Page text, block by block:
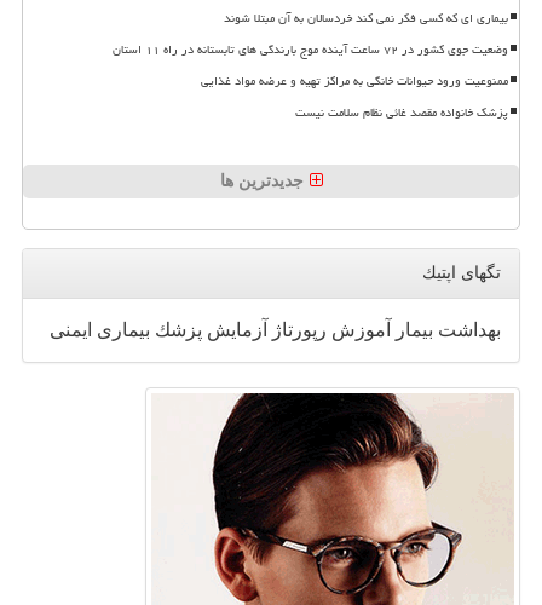
بیماری ای که کسی فکر نمی کند خردسالان به آن مبتلا شوند
وضعیت جوی کشور در ۷۲ ساعت آینده موج بارندگی های تابستانه در راه ۱۱ استان
ممنوعیت ورود حیوانات خانگی به مراکز تهیه و عرضه مواد غذایی
پزشک خانواده مقصد غائی نظام سلامت نیست
جدیدترین ها
تگهای اپتیك
بهداشت بیمار آموزش رپورتاژ آزمایش پزشك بیماری ایمنی